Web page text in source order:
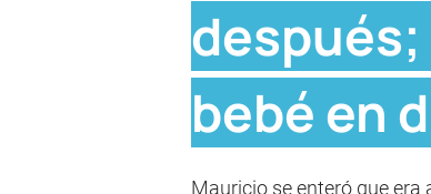
bebé en
Mauricio se enteró que era